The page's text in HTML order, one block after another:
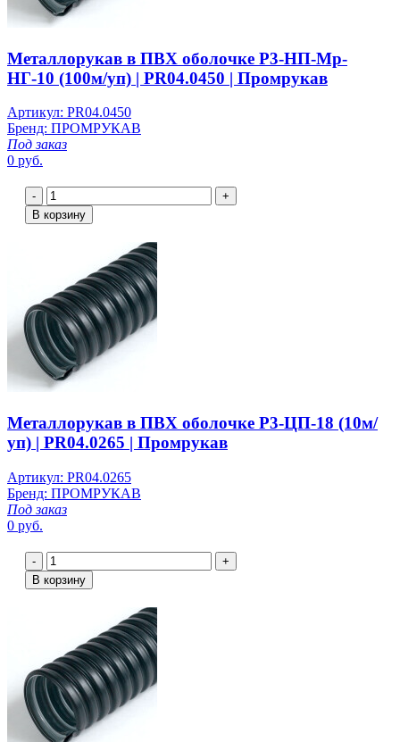
Металлорукав в ПВХ оболочке Р3-НП-Мр-
НГ-10 (100м/уп) | PR04.0450 | Промрукав
Артикул: PR04.0450
Бренд: ПРОМРУКАВ
Под заказ
0 руб.
-
+
В корзину
Металлорукав в ПВХ оболочке Р3-ЦП-18 (10м/
уп) | PR04.0265 | Промрукав
Артикул: PR04.0265
Бренд: ПРОМРУКАВ
Под заказ
0 руб.
-
+
В корзину